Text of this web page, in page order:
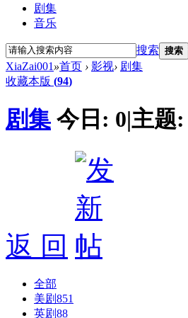
剧集
音乐
搜索 搜索
XiaZai001 »首页 › 影视› 剧集
收藏本版 (94)
剧集 今日: 0|主题:
返 回
全部
美剧851
英剧88